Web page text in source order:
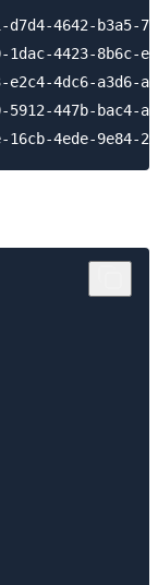
4642-b3a5-
4423-8b6c-
4dc6-a3d6-
447b-bac4-